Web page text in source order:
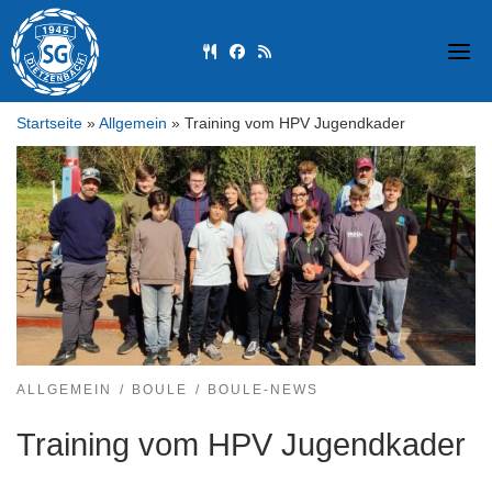
content
fas fa-utensils
fab fa-facebook
fas fa-rss
Startseite » Allgemein » Training vom HPV Jugendkader
ALLGEMEIN BOULE BOULE-NEWS
Training vom HPV Jugendkader